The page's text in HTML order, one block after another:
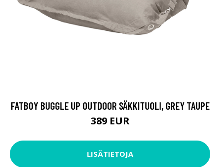
FATBOY BUGGLE UP OUTDOOR SÄKKITUOLI, GREY TAUPE
389 EUR
LISÄTIETOJA